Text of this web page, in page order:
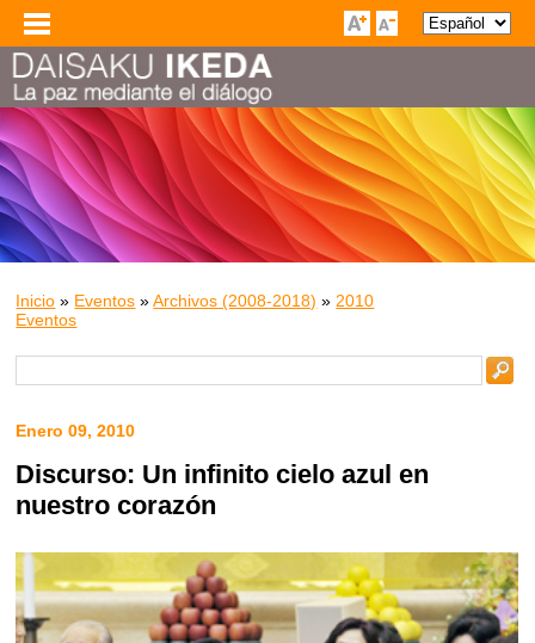
Inicio » Eventos »Archivos (2008-2018) » 2010
Eventos
Enero 09, 2010
Discurso: Un infinito cielo azul en
nuestro corazón